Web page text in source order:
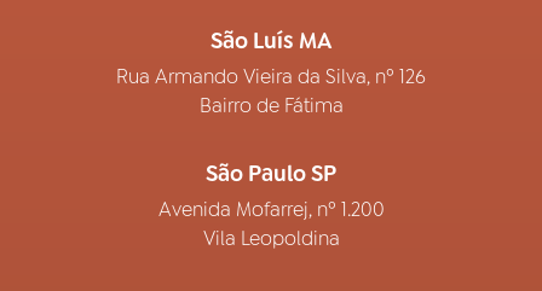
São Luís MA
Rua Armando Vieira da Silva, nº 126
Bairro de Fátima
São Paulo SP
Avenida Mofarrej, nº 1.200
Vila Leopoldina